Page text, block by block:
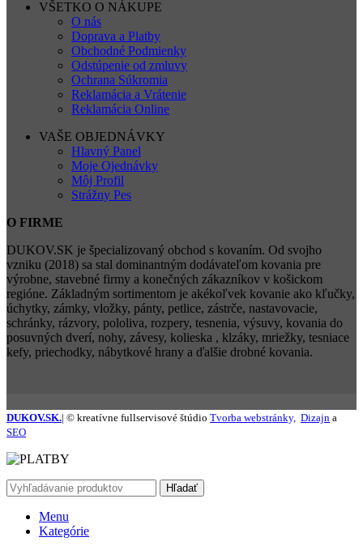
VŠETKO O NÁKUPE
O nás
Doprava a Platby
Obchodné Podmienky
Odstúpenie od zmluvy
Ochrana Súkromia
Reklamácia a Vrátenie
Reklamácia Online
VAŠE OBJEDNÁVKY
Hlavný Panel
Moje Ojednávky
Môj Profil
Strážny Pes
O FIRME
DUKOV.SK je špecializovaný obchod s kovaním. Od svojho
vzniku (2018) sa stal dominantným dodávateľom kovania pre
výrobne, stavebné firmy a konečných zákazníkov v košickom
regióne. Základným sortimentom je akékoľvek kovanie ako kľučky,
úchytky, zámky, vložky, pánty, petlice, zástrče, nastavovacie,
schránky, rázvory, pololiva, rozpery, tesnenia, výsuvy, kovania do
posuvných dverí, nohy, závesy, kolieska , klzáky, mriežky, tesniace
kefy, priechodky, nábytkové hrany a ďalšie drobné kovania.
DUKOV.SK.| © kreatívne fullservisové štúdio Tvorba webstránky, Dizajn a
SEO
Hľadať
Menu
Kategórie